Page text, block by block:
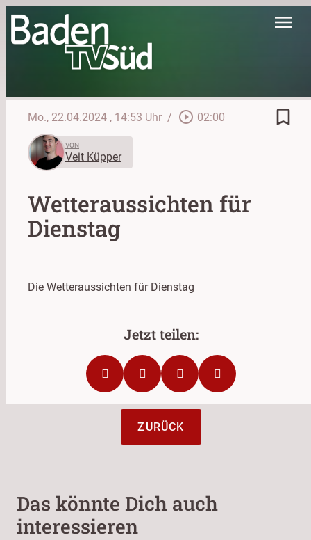
menu
Mo., 22.04.2024 , 14:53 Uhr / play_circle_outline 02:00 bookmark_border
VON
Veit Küpper
Wetteraussichten für
Dienstag
Die Wetteraussichten für Dienstag
ZURÜCK
Das könnte Dich auch
interessieren